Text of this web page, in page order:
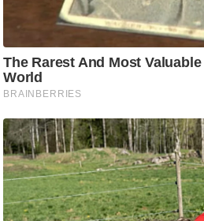
i
n
N
e
w
s
ला